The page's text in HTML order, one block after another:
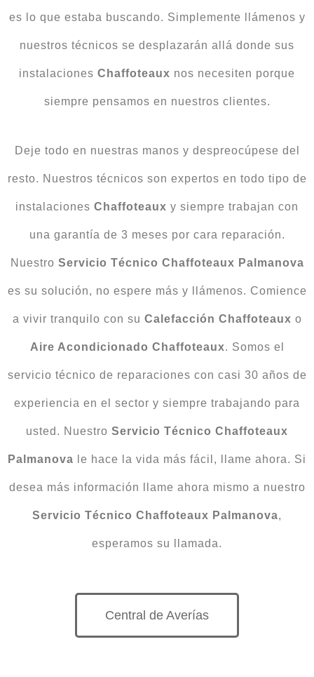
es lo que estaba buscando. Simplemente llámenos y
nuestros técnicos se desplazarán allá donde sus
instalaciones Chaffoteaux nos necesiten porque
siempre pensamos en nuestros clientes.
Deje todo en nuestras manos y despreocúpese del
resto. Nuestros técnicos son expertos en todo tipo de
instalaciones Chaffoteaux y siempre trabajan con
una garantía de 3 meses por cara reparación.
Nuestro Servicio Técnico Chaffoteaux Palmanova
es su solución, no espere más y llámenos. Comience
a vivir tranquilo con su Calefacción Chaffoteaux o
Aire Acondicionado Chaffoteaux. Somos el
servicio técnico de reparaciones con casi 30 años de
experiencia en el sector y siempre trabajando para
usted. Nuestro Servicio Técnico Chaffoteaux
Palmanova le hace la vida más fácil, llame ahora. Si
desea más información llame ahora mismo a nuestro
Servicio Técnico Chaffoteaux Palmanova,
esperamos su llamada.
Central de Averías